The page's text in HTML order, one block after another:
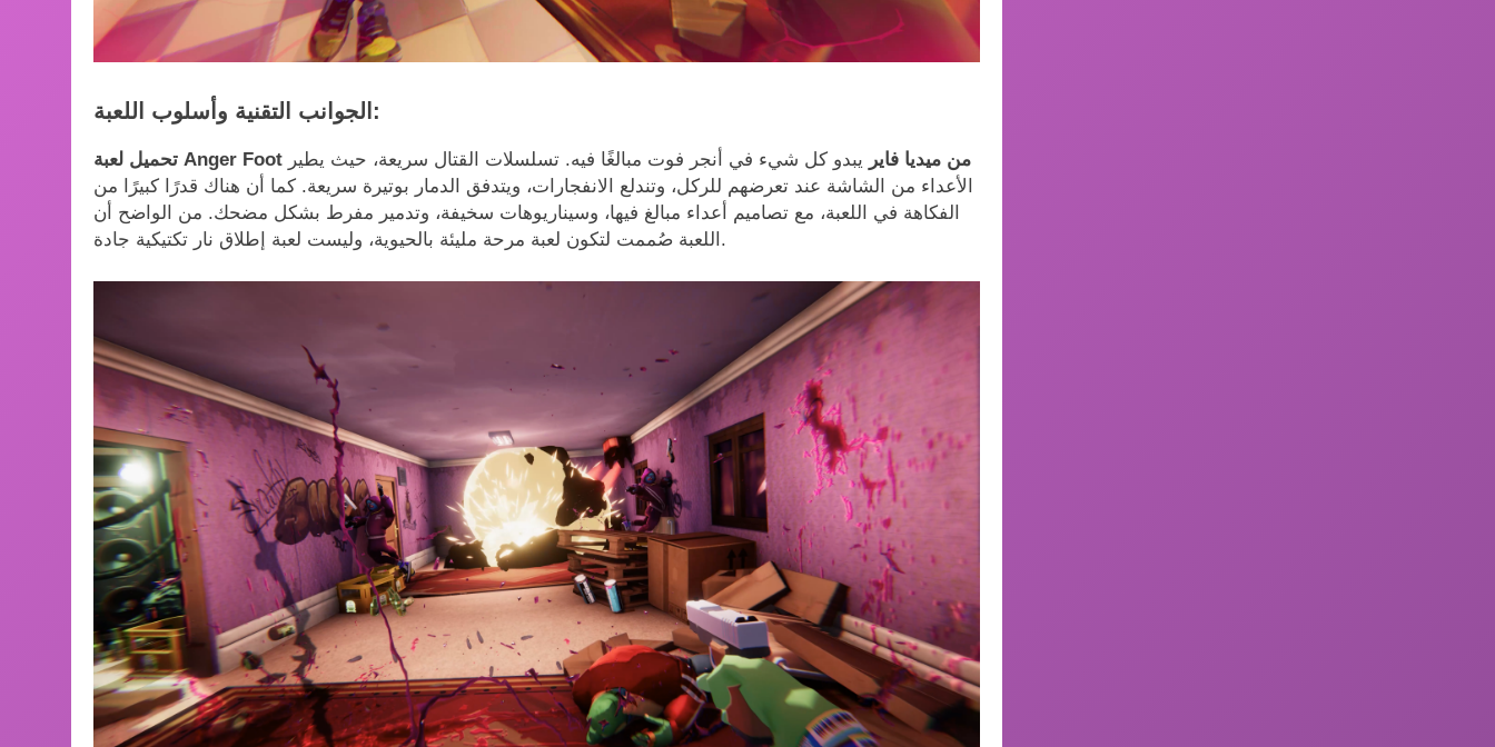
الجوانب التقنية وأسلوب اللعبة:
تحميل لعبة Anger Foot من ميديا فاير يبدو كل شيء في أنجر فوت مبالغًا فيه. تسلسلات القتال سريعة، حيث يطير
الأعداء من الشاشة عند تعرضهم للركل، وتندلع الانفجارات، ويتدفق الدمار بوتيرة سريعة. كما أن هناك قدرًا كبيرًا من
الفكاهة في اللعبة، مع تصاميم أعداء مبالغ فيها، وسيناريوهات سخيفة، وتدمير مفرط بشكل مضحك. من الواضح أن
اللعبة صُممت لتكون لعبة مرحة مليئة بالحيوية، وليست لعبة إطلاق نار تكتيكية جادة.